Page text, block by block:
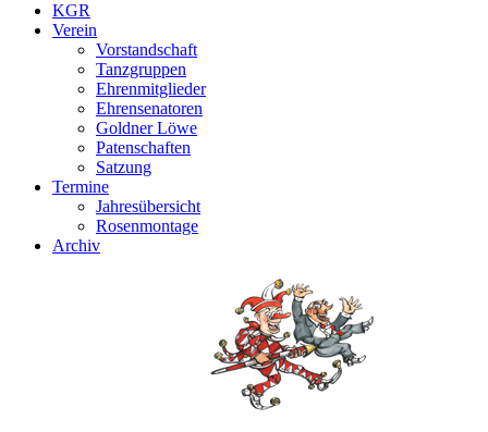
KGR
Verein
Vorstandschaft
Tanzgruppen
Ehrenmitglieder
Ehrensenatoren
Goldner Löwe
Patenschaften
Satzung
Termine
Jahresübersicht
Rosenmontage
Archiv